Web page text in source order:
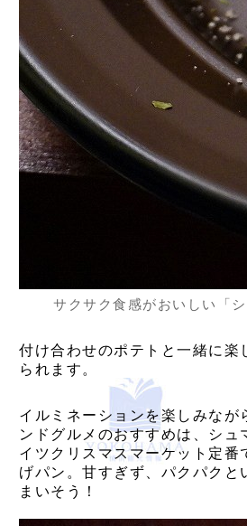
サクサク食感がおいしい「シ
付け合わせのポテトと一緒に楽
られます。
イルミネーションを楽しみなが
ンドグルメのおすすめは、シュ
イツクリスマスマーケット定番
げパン。甘すぎず、パクパクと
まいそう！